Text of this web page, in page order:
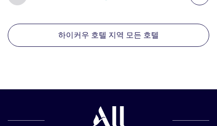
하이커우 호텔 지역 모든 호텔